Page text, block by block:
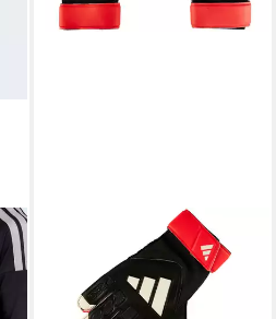
ADIDAS PERFORMANCE
Torwarthandschuhe
PREDATOR TRAINING
ab 24,99 € UVP 30,00 €